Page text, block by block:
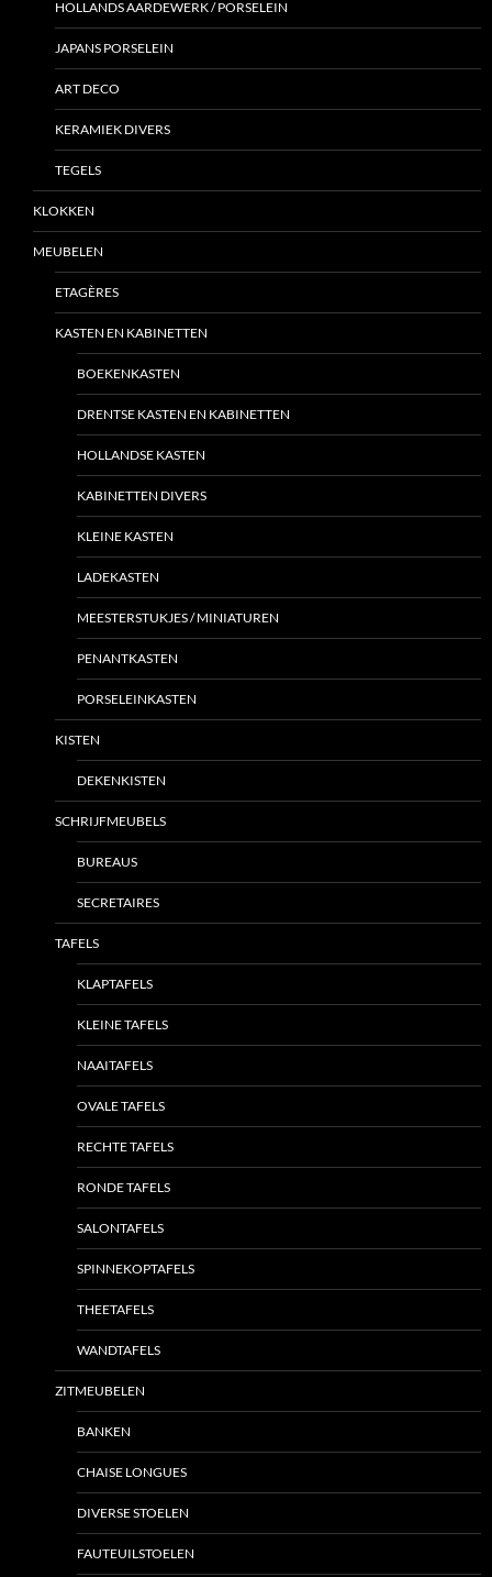
HOLLANDS AARDEWERK / PORSELEIN
JAPANS PORSELEIN
ART DECO
KERAMIEK DIVERS
TEGELS
KLOKKEN
MEUBELEN
ETAGÈRES
KASTEN EN KABINETTEN
BOEKENKASTEN
DRENTSE KASTEN EN KABINETTEN
HOLLANDSE KASTEN
KABINETTEN DIVERS
KLEINE KASTEN
LADEKASTEN
MEESTERSTUKJES / MINIATUREN
PENANTKASTEN
PORSELEINKASTEN
KISTEN
DEKENKISTEN
SCHRIJFMEUBELS
BUREAUS
SECRETAIRES
TAFELS
KLAPTAFELS
KLEINE TAFELS
NAAITAFELS
OVALE TAFELS
RECHTE TAFELS
RONDE TAFELS
SALONTAFELS
SPINNEKOPTAFELS
THEETAFELS
WANDTAFELS
ZITMEUBELEN
BANKEN
CHAISE LONGUES
DIVERSE STOELEN
FAUTEUILSTOELEN